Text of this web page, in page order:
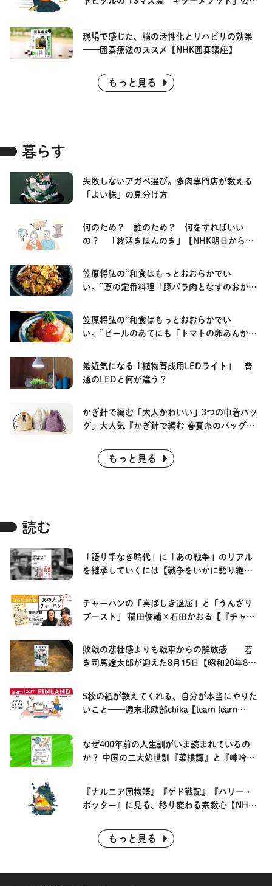
現場で感じた、脳の活性化とリハビリの効果
——囲碁療法のススメ【NHK囲碁講座】
もっと見る
暮らす
失敗しないアガベ選び。多肉専門店が教える
「よい株」の見分け方
何のため？ 誰のため？ 何をすればいい
の？ 「終活きほんのき」【NHK明日から使
笠原将弘の“和食はもっとおおらかでい
い。”夏の定番料理「豚バラ肉となすのおかか
笠原将弘の“和食はもっとおおらかでい
い。”ビールのあてにも「トマトの卵あんか
最近気になる「植物育成用LEDライト」 普
通のLEDと何が違う？
かぎ針で編む「大人かわいい」3つの巾着バッ
グ。大人気『かぎ針で編む 春夏糸のバッグと
もっと見る
読む
「語り手なき時代」に「あの戦争」のリアル
を継承していくには【戦争をいかに語り継ぐ
チャーハンの「喜ばしき退屈」と「うんざり
ブースト」 稲田俊輔×石田かおる【『チャー
敗戦の悲壮感よりも戦車からの解放感——若
き司馬遼太郎が迎えた8月15日【昭和20年8月
5枚の紙が教えてくれる、自分が本当にやりた
いこと——週末北欧部chika【learn learn
なぜ400年前の人生訓がいま読まれているの
か？ 中国の二大処世訓『菜根譚』と『呻吟
『ナルニア国物語』『ゲド戦記』『ハリー・
ポッター』に見る、移り変わる宗教心【NHK
教』】
もっと見る